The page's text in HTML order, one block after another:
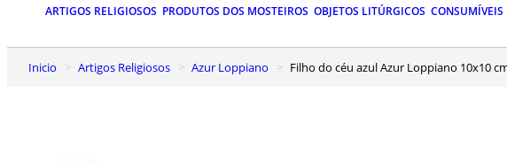
ARTIGOS RELIGIOSOS PRODUTOS DOS MOSTEIROS OBJETOS LITÚRGICOS CONSUMÍVEIS
Inicio Artigos Religiosos Azur Loppiano Filho do céu azul Azur Loppiano 10x10